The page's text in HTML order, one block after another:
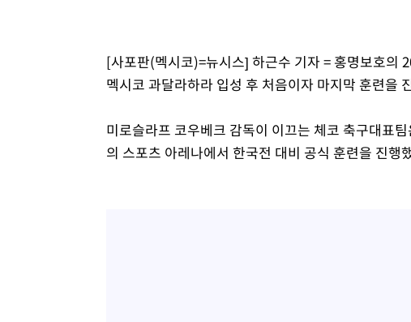
[사포판(멕시코)=뉴시스] 하근수 기자 = 홍명보호의
멕시코 과달라하라 입성 후 처음이자 마지막 훈련을
미로슬라프 코우베크 감독이 이끄는 체코 축구대표
의 스포츠 아레나에서 한국전 대비 공식 훈련을 진행